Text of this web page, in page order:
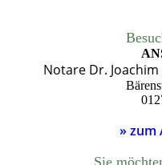
Notare Dr.
» zum
Sie